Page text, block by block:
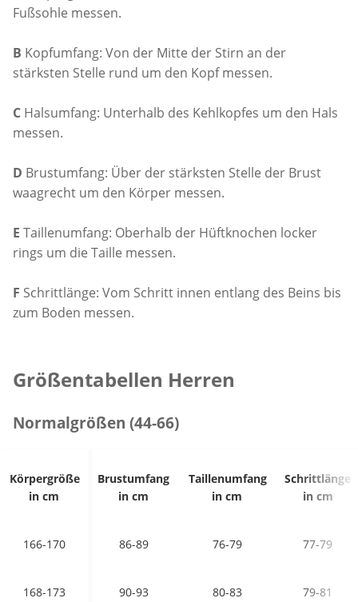
Fußsohle messen.
B Kopfumfang: Von der Mitte der Stirn an der
stärksten Stelle rund um den Kopf messen.
C Halsumfang: Unterhalb des Kehlkopfes um den Hals
messen.
D Brustumfang: Über der stärksten Stelle der Brust
waagrecht um den Körper messen.
E Taillenumfang: Oberhalb der Hüftknochen locker
rings um die Taille messen.
F Schrittlänge: Vom Schritt innen entlang des Beins bis
zum Boden messen.
Größentabellen Herren
Normalgrößen (44-66)
Körpergröße
in cm
Brustumfang
in cm
Taillenumfang
in cm
Schrittlänge
in cm
166-170 86-89 76-79 77-79
168-173 90-93 80-83 79-81